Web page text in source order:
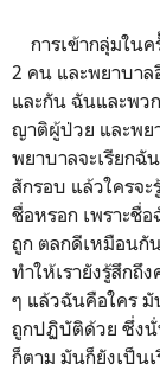
การเข้ากลุ่มใน
2 คน และพยาบาล
และกัน ฉันและพว
ญาติผู้ป่วย และพย
พยาบาลจะเรียกฉั
สักรอบ แล้วใครจ
ชื่อหรอก เพราะชื่
ถูก ตลกดีเหมือนกั
ทำให้เรายังรู้สึกถึ
ๆ แล้วฉันคือใคร
ถูกปฏิบัติด้วย ซึ่งนั่
ก็ตาม มันก็ยังเป็น